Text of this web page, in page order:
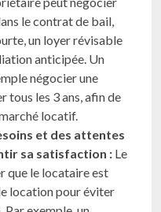
le contrat de bail,
un loyer révisable
anticipée. Un
négocier une
tous les 3 ans, afin de
locatif.
et des attentes
sa satisfaction : Le
que le locataire est
location pour éviter